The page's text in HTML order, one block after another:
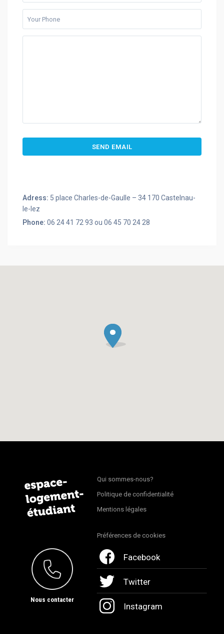
Adress: 5 place Charles-de-Gaulle – 34 170 Castelnau-
le-lez
Phone: 06 24 41 72 93 ou 06 45 70 24 28
Qui sommes-nous?
Politique de confidentialité
Mentions légales
Préférences de cookies
Nous contacter
Facebook
Twitter
Instagram